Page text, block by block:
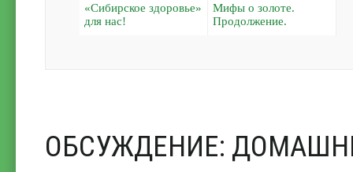
«Сибирское здоровье»
для нас!
Мифы о золоте.
Продолжение.
ОБСУЖДЕНИЕ: